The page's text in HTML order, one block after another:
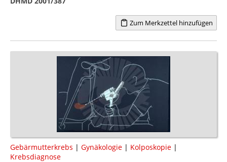
Zum Merkzettel hinzufügen
Gebärmutterkrebs | Gynäkologie | Kolposkopie |
Krebsdiagnose